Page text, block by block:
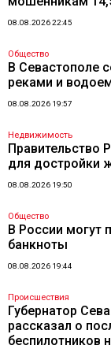
08.08.2026 22:45
Общество
В Севастополе
реками и
08.08.2026 19:57
Недвижимость
Правительство
для достройки
08.08.2026 19:50
Общество
В России могут
банкноты
08.08.2026 19:44
Происшествия
Губернатор
рассказал о
беспилотников